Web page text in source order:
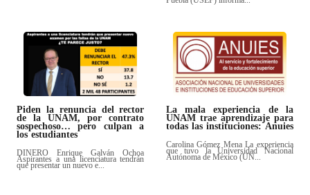
Piden la renuncia del rector
de la UNAM, por contrato
sospechoso… pero culpan a
los estudiantes
DINERO Enrique Galván Ochoa
Aspirantes a una licenciatura tendrán
que presentar un nuevo e...
La mala experiencia de la
UNAM trae aprendizaje para
todas las instituciones: Anuies
Carolina Gómez Mena La experiencia
que tuvo la Universidad Nacional
Autónoma de México (UN...